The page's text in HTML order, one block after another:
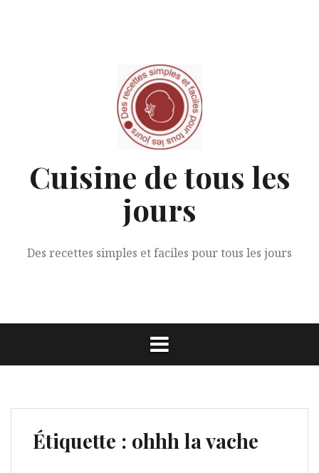
Cuisine de tous les
jours
Des recettes simples et faciles pour tous les jours
Étiquette : ohhh la vache